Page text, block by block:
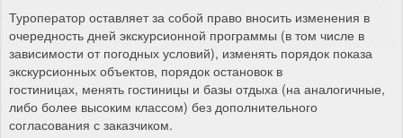
Туроператор оставляет за собой право вносить изменения в
очередность дней экскурсионной программы (в том числе в
зависимости от погодных условий), изменять порядок показа
экскурсионных объектов, порядок остановок в
гостиницах, менять гостиницы и базы отдыха (на аналогичные,
либо более высоким классом) без дополнительного
согласования с заказчиком.